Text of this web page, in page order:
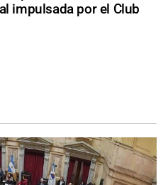
impulsada por el Club